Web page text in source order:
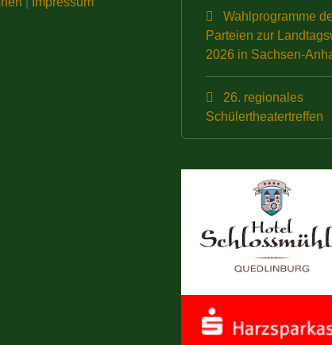
Wahlprogramme
Parteien zur
2026 in Sachsen-
26. regionales
Schülertheatertreffen